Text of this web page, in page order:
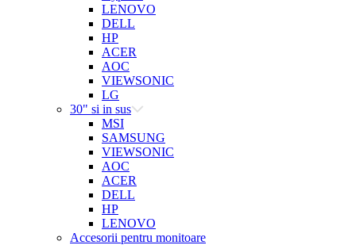
LENOVO
DELL
HP
ACER
AOC
VIEWSONIC
LG
30" si in sus
MSI
SAMSUNG
VIEWSONIC
AOC
ACER
DELL
HP
LENOVO
Accesorii pentru monitoare